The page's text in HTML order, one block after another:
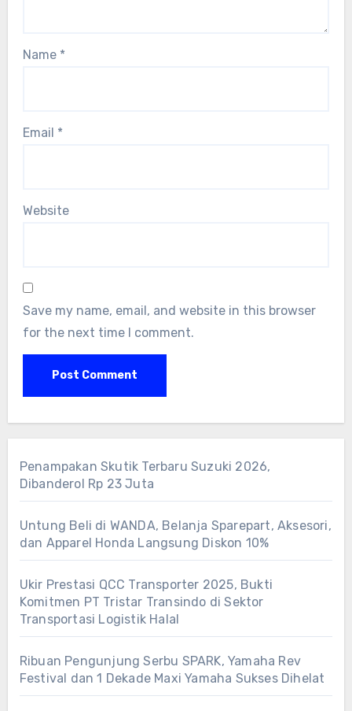
Name *
Email *
Website
Save my name, email, and website in this browser
for the next time I comment.
Penampakan Skutik Terbaru Suzuki 2026,
Dibanderol Rp 23 Juta
Untung Beli di WANDA, Belanja Sparepart, Aksesori,
dan Apparel Honda Langsung Diskon 10%
Ukir Prestasi QCC Transporter 2025, Bukti
Komitmen PT Tristar Transindo di Sektor
Transportasi Logistik Halal
Ribuan Pengunjung Serbu SPARK, Yamaha Rev
Festival dan 1 Dekade Maxi Yamaha Sukses Dihelat